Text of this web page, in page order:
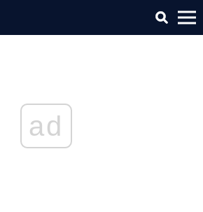
ad